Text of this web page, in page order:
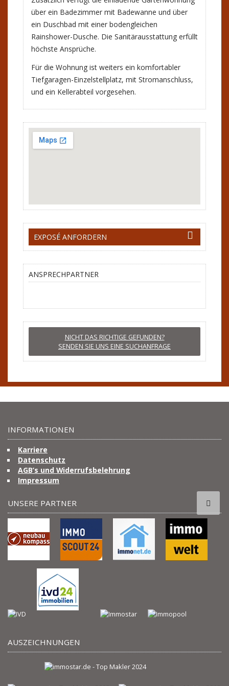
über ein Badezimmer mit Badewanne und über
ein Duschbad mit einer bodengleichen
Rainshower-Dusche. Die Sanitärausstattung erfüllt
höchste Ansprüche.
Für die Wohnung ist weiters ein komfortabler
Tiefgaragen-Einzelstellplatz, mit Stromanschluss,
und ein Kellerabteil vorgesehen.
EXPOSÉ ANFORDERN
ANSPRECHPARTNER
NICHT DAS RICHTIGE GEFUNDEN?
SENDEN SIE UNS EINE SUCHANFRAGE
INFORMATIONEN
Karriere
Datenschutz
AGB’s und Widerrufsbelehrung
Impressum
UNSERE PARTNER
AUSZEICHNUNGEN